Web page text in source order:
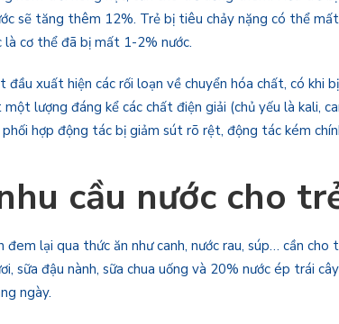
sẽ tăng thêm 12%. Trẻ bị tiêu chảy nặng có thể
cơ thể đã bị mất 1-2% nước.
đầu xuất hiện các rối loạn về chuyển hóa chất, có
lượng đáng kể các chất điện giải (chủ yếu là kali,
phối hợp động tác bị giảm sút rõ rệt, động tác kém
cầu nước cho
đem lại qua thức ăn như canh, nước rau, súp… cần
sữa đậu nành, sữa chua uống và 20% nước ép trái
ngày.